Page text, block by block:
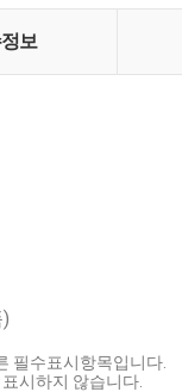
보
필수표시항목입니다.
시하지 않습니다.